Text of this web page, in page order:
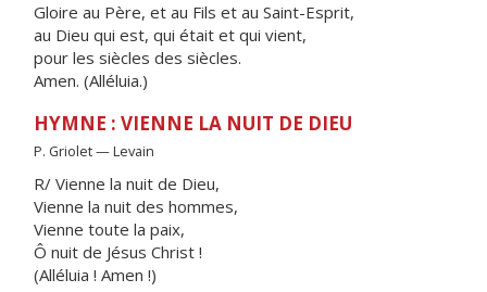
Gloire au Père, et au Fils et au Saint-Esprit,
au Dieu qui est, qui était et qui vient,
pour les siècles des siècles.
Amen. (Alléluia.)
HYMNE : VIENNE LA NUIT DE DIEU
P. Griolet — Levain
R/ Vienne la nuit de Dieu,
Vienne la nuit des hommes,
Vienne toute la paix,
Ô nuit de Jésus Christ !
(Alléluia ! Amen !)